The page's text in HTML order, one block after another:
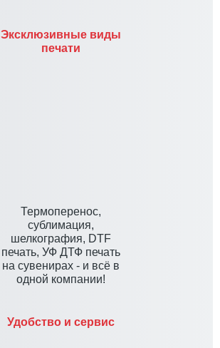
Эксклюзивные виды
печати
Термоперенос,
сублимация,
шелкография, DTF
печать, УФ ДТФ печать
на сувенирах - и всё в
одной компании!
Удобство и сервис